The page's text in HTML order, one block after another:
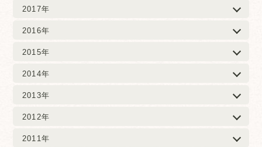
2017年
2016年
2015年
2014年
2013年
2012年
2011年